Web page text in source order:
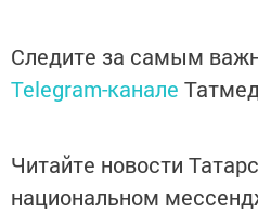
Следите за самым
Telegram-канале
Читайте новости
национальном